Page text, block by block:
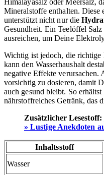
Mineralstoffe enthalten.
unterstützt nicht nur die
Gesundheit. Ein Teelöffel
ausreichen, um Deine
Wichtig ist jedoch, die
kann den Wasserhaushalt
negative Effekte verursachen.
vorsichtig zu dosieren, damit
auch gesund bleibt. So
nährstoffreiches Getränk, das
Zusätzlicher Lesestoff:
» Lustige Anekdoten
Inhaltsstoff
Wasser